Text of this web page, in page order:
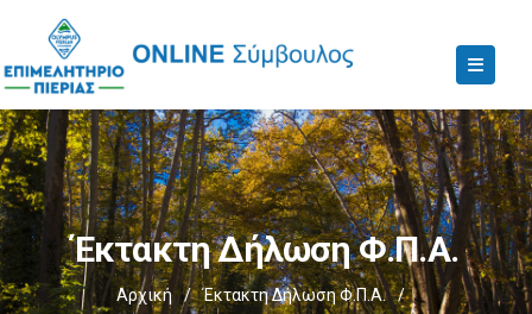
Έκτακτη Δήλωση Φ.Π.Α.
Αρχική / Έκτακτη Δήλωση Φ.Π.Α. /